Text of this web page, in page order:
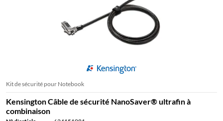
Kit de sécurité pour Notebook
Kensington Câble de sécurité NanoSaver® ultrafin à
combinaison